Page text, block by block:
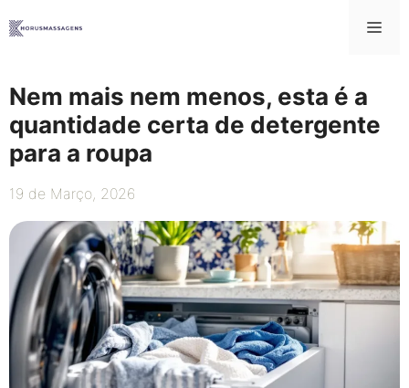
para
Nem mais nem menos, esta é a
quantidade certa de detergente
para a roupa
19 de Março, 2026